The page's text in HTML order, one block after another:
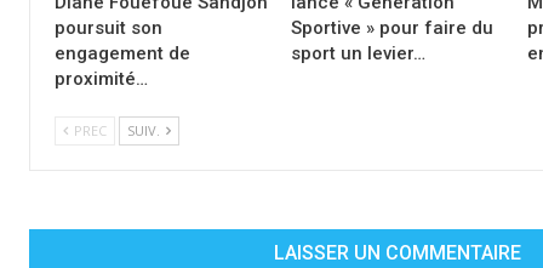
poursuit son
engagement de
proximité…
Sportive » pour faire du
sport un levier…
PREC SUIV.
LAISSER UN COMMENTAIRE